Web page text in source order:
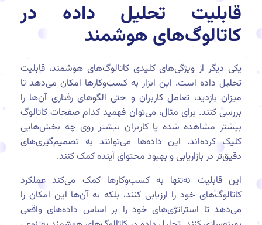
قابلیت تحلیل داده در
کاتالوگ‌های هوشمند
یکی دیگر از ویژگی‌های کلیدی کاتالوگ‌های هوشمند، قابلیت
تحلیل داده است. این ابزار به کسب‌وکارها امکان می‌دهد تا
میزان بازدید، تعامل کاربران و حتی الگوهای رفتاری آن‌ها را
بررسی کنند. برای مثال، می‌توان فهمید کدام صفحات کاتالوگ
بیشتر مشاهده شده یا کاربران بیشتر روی چه بخش‌هایی
کلیک کرده‌اند. این داده‌ها می‌توانند به تصمیم‌گیری‌های
دقیق‌تر در بازاریابی و بهبود محتوای آینده کمک کنند.
این قابلیت نه‌تنها به کسب‌وکارها کمک می‌کند عملکرد
کاتالوگ‌های خود را ارزیابی کنند، بلکه به آن‌ها این امکان را
می‌دهد تا استراتژی‌های خود را بر اساس داده‌های واقعی